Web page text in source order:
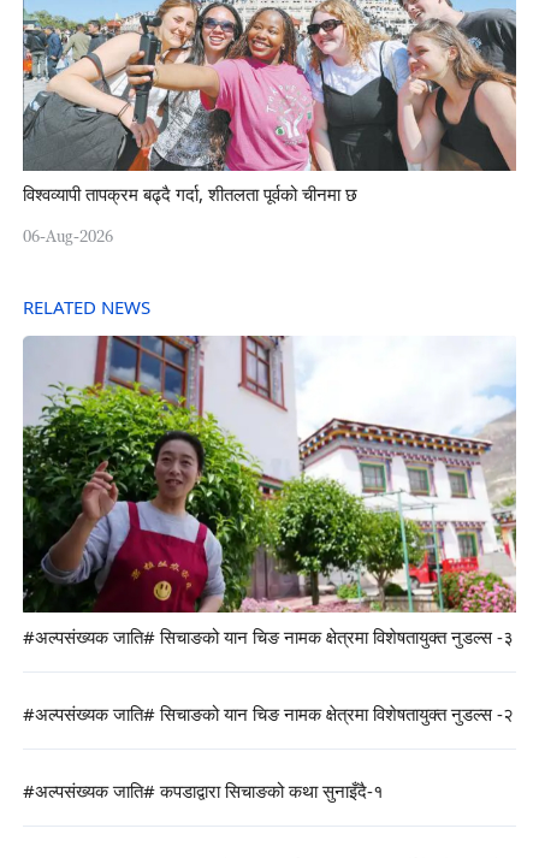
विश्वव्यापी तापक्रम बढ्दै गर्दा, शीतलता पूर्वको चीनमा छ
06-Aug-2026
RELATED NEWS
#अल्पसंख्यक जाति# सिचाङको यान चिङ नामक क्षेत्रमा विशेषतायुक्त नुडल्स -३
#अल्पसंख्यक जाति# सिचाङको यान चिङ नामक क्षेत्रमा विशेषतायुक्त नुडल्स -२
#अल्पसंख्यक जाति# कपडाद्वारा सिचाङको कथा सुनाइँदै-१